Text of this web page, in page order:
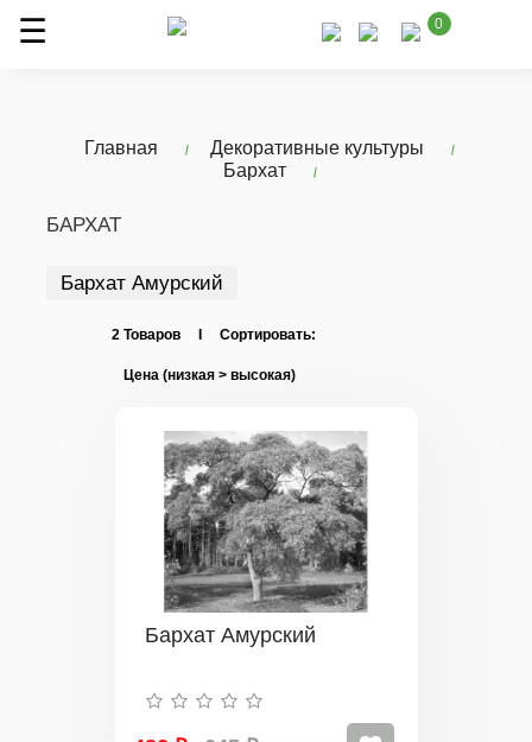
0
Главная
Декоративные культуры
Бархат
БАРХАТ
Бархат Амурский
2 Товаров I Сортировать:
Бархат Амурский